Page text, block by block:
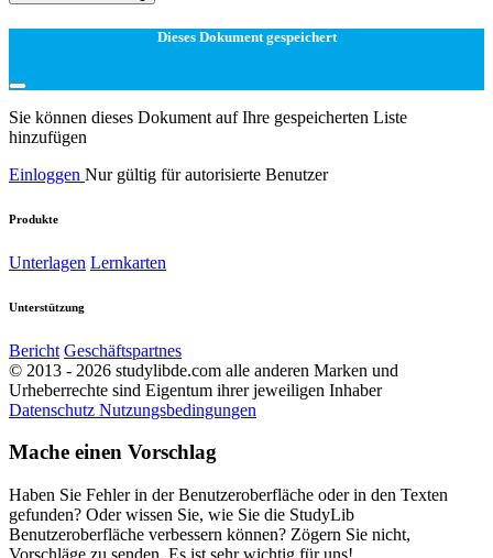
Dieses Dokument gespeichert
Sie können dieses Dokument auf Ihre gespeicherten Liste
hinzufügen
Einloggen Nur gültig für autorisierte Benutzer
Produkte
Unterlagen Lernkarten
Unterstützung
Bericht Geschäftspartnes
© 2013 - 2026 studylibde.com alle anderen Marken und
Urheberrechte sind Eigentum ihrer jeweiligen Inhaber
Datenschutz Nutzungsbedingungen
Mache einen Vorschlag
Haben Sie Fehler in der Benutzeroberfläche oder in den Texten
gefunden? Oder wissen Sie, wie Sie die StudyLib
Benutzeroberfläche verbessern können? Zögern Sie nicht,